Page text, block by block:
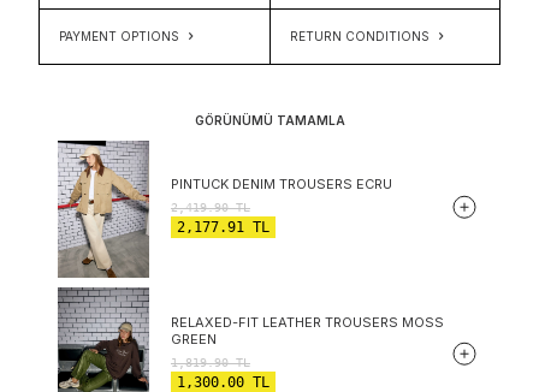
PAYMENT OPTIONS RETURN CONDITIONS
GÖRÜNÜMÜ TAMAMLA
PINTUCK DENIM TROUSERS ECRU
2,419.90TL
2,177.91 TL
RELAXED-FIT LEATHER TROUSERS MOSS
GREEN
1,819.90TL
1,300.00 TL